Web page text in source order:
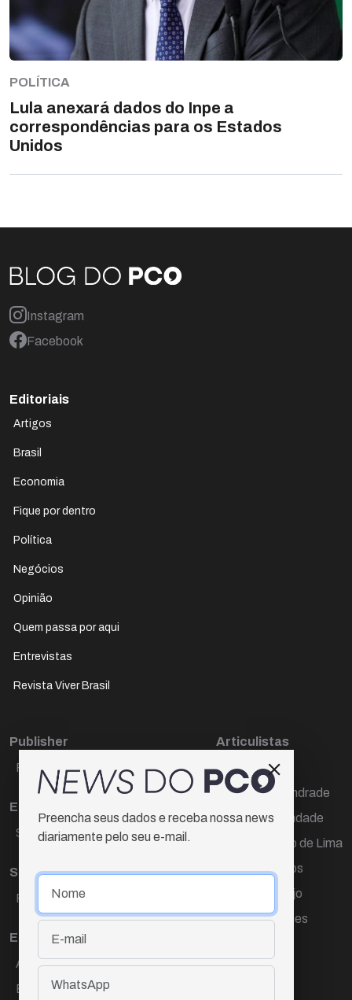
POLÍTICA
Lula anexará dados do Inpe a
correspondências para os Estados
Unidos
Instagram
Facebook
Editoriais
Artigos
Brasil
Economia
Fique por dentro
Política
Negócios
Opinião
Quem passa por aqui
Entrevistas
Revista Viver Brasil
Publisher
Paulo Cesar de Oliveira
Editora Chefe
Sueli Cotta
Sub-editora
Raquel Ayres
Equipe
Ana Lúcia Cortez
Eliane Hardy
Articulistas
Décio Freire
Dr Marcos Andrade
Hamilton Trindade
Igor Carvalho de Lima
Mario Campos
Renata Araújo
Wagner Gomes
Preencha seus dados e receba nossa news
diariamente pelo seu e-mail.